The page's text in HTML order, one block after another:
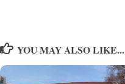
YOU MAY ALSO LIKE...